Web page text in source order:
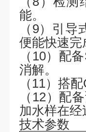
能。
（ 9）引导
便能快速完
（ 10）配备
消解。
（ 11） 搭配
（ 12）配
加水样在经
技术参数